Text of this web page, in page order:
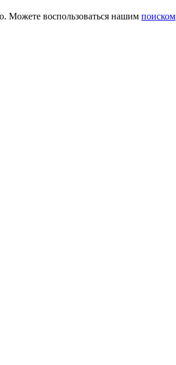
Можете воспользоваться нашим поиском